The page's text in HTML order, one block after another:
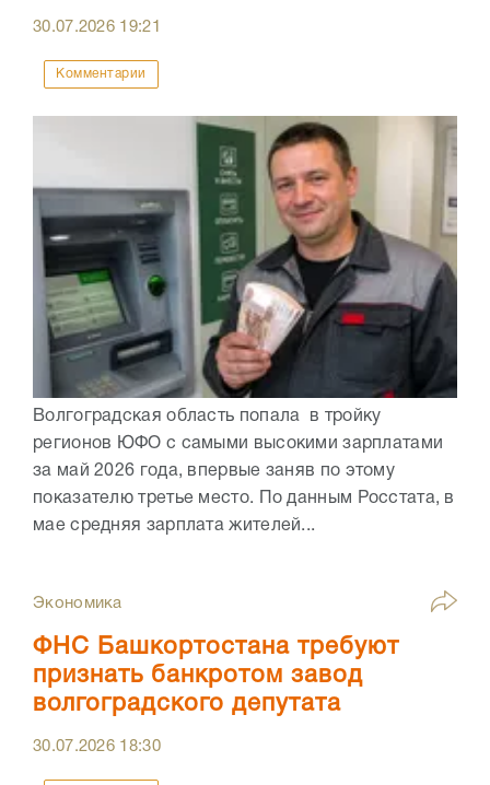
30.07.2026 19:21
Комментарии
Волгоградская область попала в тройку
регионов ЮФО с самыми высокими зарплатами
за май 2026 года, впервые заняв по этому
показателю третье место. По данным Росстата, в
мае средняя зарплата жителей...
Экономика
ФНС Башкортостана требуют
признать банкротом завод
волгоградского депутата
30.07.2026 18:30